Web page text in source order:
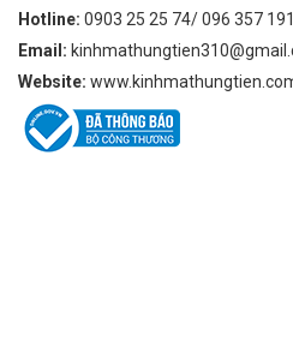
Hotline: 0903 25 25 74/ 096 357
Email:
Website: